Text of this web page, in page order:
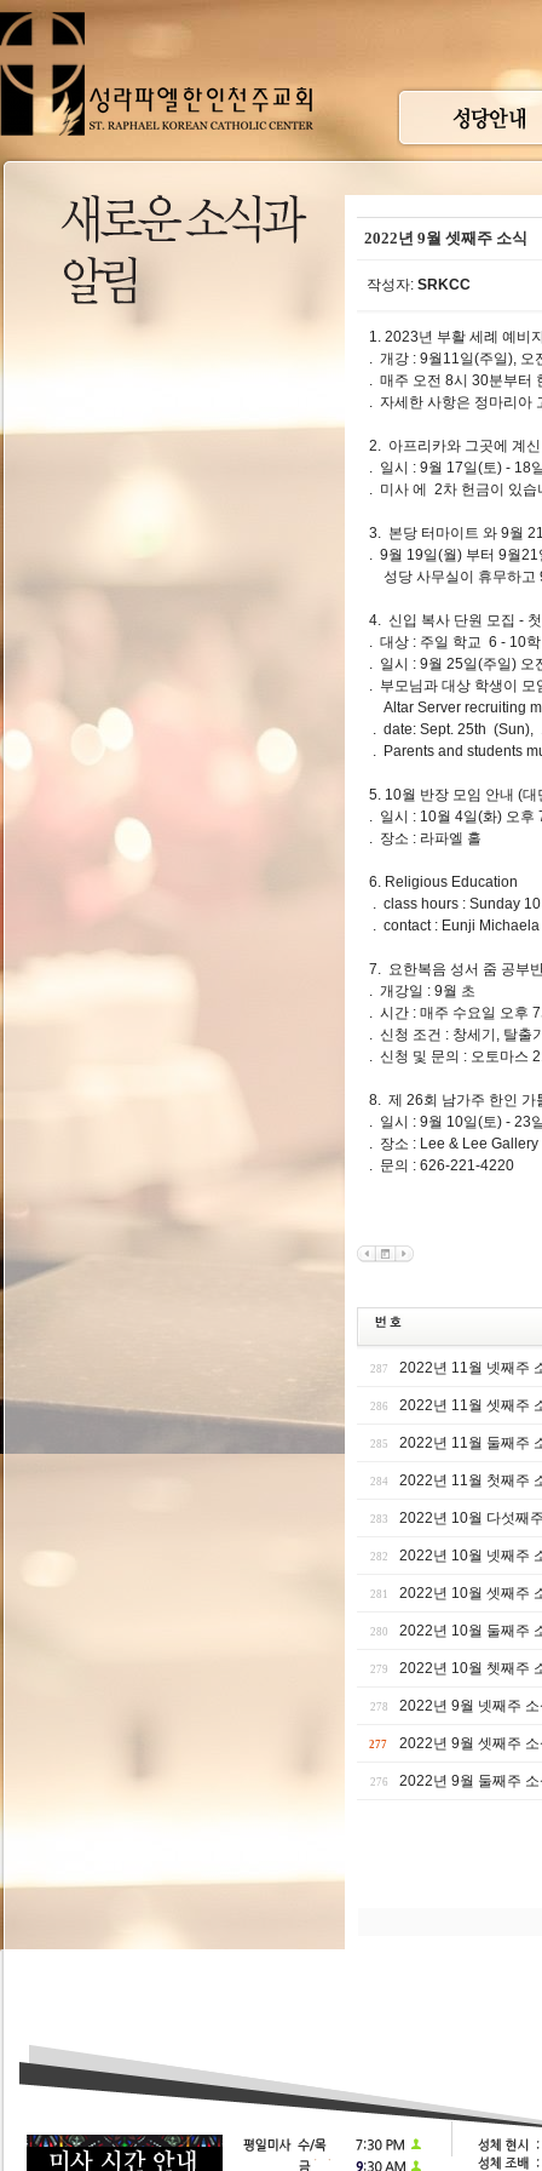
2022년 9월 셋째주 소식
작성자: SRKCC
1. 2023년 부활 세례 예비
. 개강 : 9월11일(주일), 오
. 매주 오전 8시 30분부터
. 자세한 사항은 정마리아
2. 아프리카와 그곳에 계
. 일시 : 9월 17일(토) - 18
. 미사 에 2차 헌금이 있습
3. 본당 터마이트 와 9월
. 9월 19일(월) 부터 9월
성당 사무실이 휴무하고
4. 신입 복사 단원 모집 -
. 대상 : 주일 학교 6 - 10
. 일시 : 9월 25일(주일) 오
. 부모님과 대상 학생이 모
Altar Server recruiting
. date: Sept. 25th (Sun),
. Parents and students
5. 10월 반장 모임 안내 (대
. 일시 : 10월 4일(화)
. 장소 : 라파엘 홀
6. Religious Education
. class hours : Sunday
. contact : Eunji
7. 요한복음 성서 줌 공부
. 개강일 : 9월 초
. 시간 : 매주 수요일 오후
. 신청 조건 : 창세기, 탈출
. 신청 및 문의 : 오토마스
8. 제 26회 남가주 한인 가
. 일시 : 9월 10일(토) - 23
. 장소 : Lee & Lee
. 문의 : 626-221-4220
287 2022년 11월 넷째주
286 2022년 11월 셋째주
285 2022년 11월 둘째주
284 2022년 11월 첫째주
283 2022년 10월 다섯째
282 2022년 10월 넷째주
281 2022년 10월 셋째주
280 2022년 10월 둘째주
279 2022년 10월 쳇째주
278 2022년 9월 넷째주
277 2022년 9월 셋째주
276 2022년 9월 둘째주